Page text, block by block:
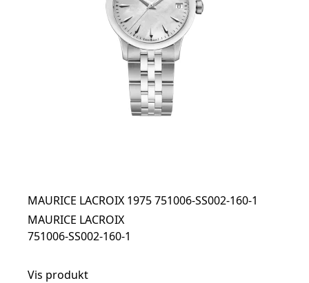
MAURICE LACROIX 1975 751006-SS002-160-1
MAURICE LACROIX
751006-SS002-160-1
Vis produkt